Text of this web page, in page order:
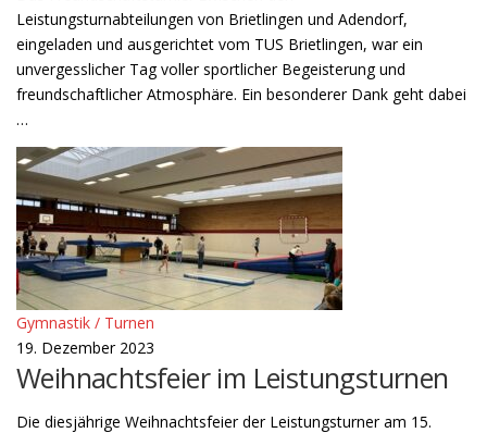
Leistungsturnabteilungen von Brietlingen und Adendorf,
eingeladen und ausgerichtet vom TUS Brietlingen, war ein
unvergesslicher Tag voller sportlicher Begeisterung und
freundschaftlicher Atmosphäre. Ein besonderer Dank geht dabei
…
Gymnastik / Turnen
19. Dezember 2023
Weihnachtsfeier im Leistungsturnen
Die diesjährige Weihnachtsfeier der Leistungsturner am 15.